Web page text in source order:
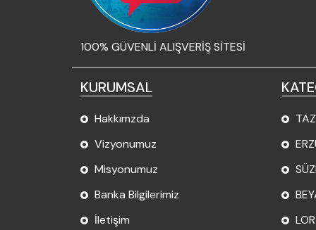
100% GÜVENLİ ALIŞVERİŞ SİTESİ
KURUMSAL
Hakkımzda
Vizyonumuz
Misyonumuz
Banka Bilgilerimiz
İletişim